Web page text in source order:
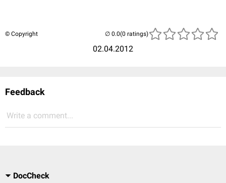
© Copyright
02.04.2012
(0 ratings)
Feedback
Write a comment...
DocCheck